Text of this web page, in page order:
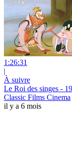
1:26:31
|
À suivre
Le Roi des singes -
Classic Films Cinema
il y a 6 mois